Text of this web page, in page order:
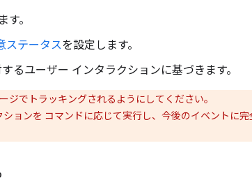
。
ステータスを設定します。
るユーザー インタラクションに基づきます。
ジでトラッキングされるようにしてください。
ョンを コマンドに応じて実行し、今後のイベントに